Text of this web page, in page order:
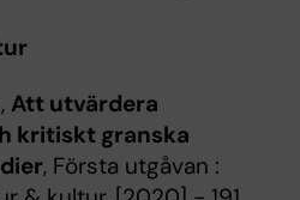
Att utvärdera
kritiskt granska
, Första utgåvan :